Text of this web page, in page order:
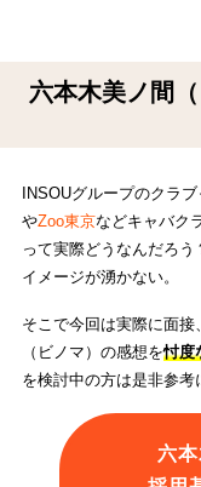
六本木美ノ間
INSOUグループのクラ
やZoo東京などキャバク
って実際どうなんだろ
イメージが湧かない。
そこで今回は実際に面
（ビノマ）の感想を忖度
を検討中の方は是非参
六